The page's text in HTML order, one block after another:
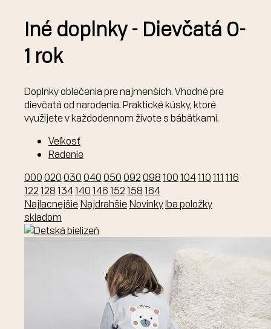
Iné doplnky - Dievčatá 0-
1 rok
Doplnky oblečenia pre najmenších. Vhodné pre
dievčatá od narodenia. Praktické kúsky, ktoré
využijete v každodennom živote s bábätkami.
Veľkosť
Radenie
000020030040050092098100104110111 116
122128134140146152158164
NajlacnejšieNajdrahšieNovinkyIba položky
skladom